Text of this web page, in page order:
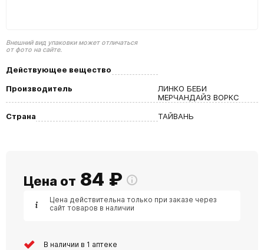
Внешний вид упаковки может отличаться
от фото на сайте.
Действующее вещество
Производитель
ЛИНКО БЕБИ
МЕРЧАНДАЙЗ ВОРКС
Страна
ТАЙВАНЬ
Цена от 84 ₽
Цена действительна только при заказе через
сайт товаров в наличии
В наличии в 1 аптеке